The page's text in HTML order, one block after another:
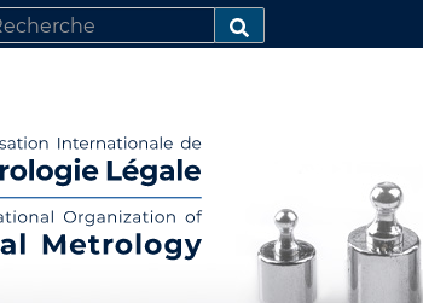
PARAVANCÉE…